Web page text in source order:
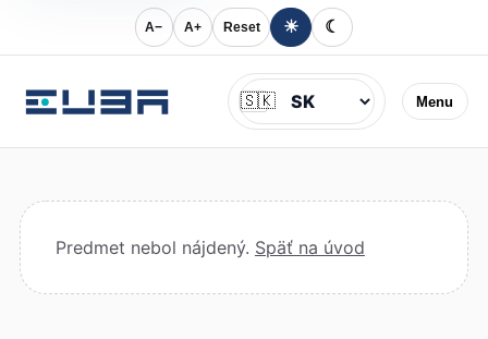
A− A+ Reset ☀ ☾
Menu
Jazyk
🇸🇰
Predmet nebol nájdený. Späť na úvod